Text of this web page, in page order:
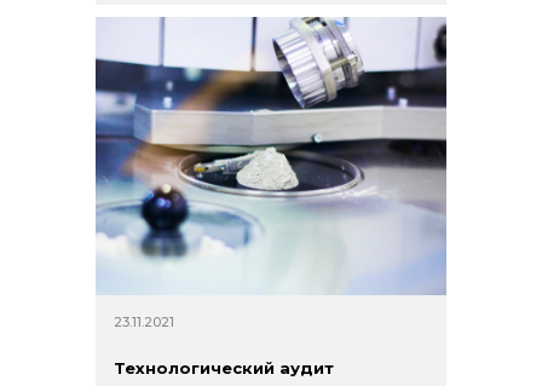
23.11.2021
Технологический аудит